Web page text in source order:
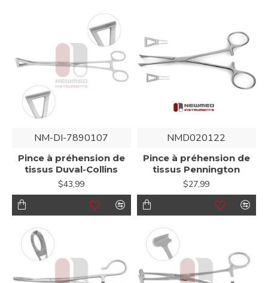
NM-DI-7890107
Pince à préhension de
tissus Duval-Collins
$43,99
NMD020122
Pince à préhension de
tissus Pennington
$27,99